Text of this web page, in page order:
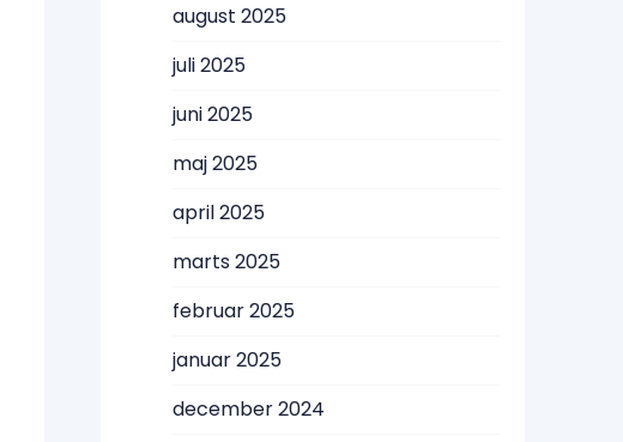
august 2025
juli 2025
juni 2025
maj 2025
april 2025
marts 2025
februar 2025
januar 2025
december 2024